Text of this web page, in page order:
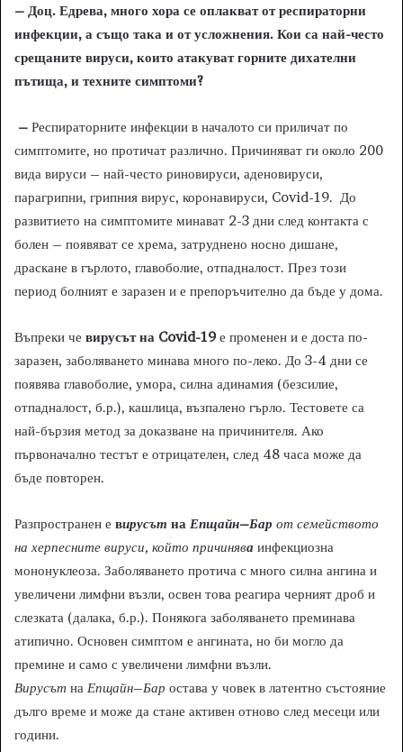
– Доц. Едрева, много хора се оплакват от респираторни
инфекции, а също така и от усложнения. Кои са най-често
срещаните вируси, които атакуват горните дихателни
пътища, и техните симптоми?
– Респираторните инфекции в началото си приличат по
симптомите, но протичат различно. Причиняват ги около 200
вида вируси – най-често риновируси, аденовируси,
парагрипни, грипния вирус, коронавируси, Covid-19. До
развитието на симптомите минават 2-3 дни след контакта с
болен – появяват се хрема, затруднено носно дишане,
драскане в гърлото, главоболие, отпадналост. През този
период болният е заразен и е препоръчително да бъде у дома.
Въпреки че вирусът на Covid-19 е променен и е доста по-
заразен, заболяването минава много по-леко. До 3-4 дни се
появява главоболие, умора, силна адинамия (безсилие,
отпадналост, б.р.), кашлица, възпалено гърло. Тестовете са
най-бързия метод за доказване на причинителя. Ако
първоначално тестът е отрицателен, след 48 часа може да
бъде повторен.
Разпространен е вирусът на Епщайн–Бар от семейството
на херпесните вируси, който причинява инфекциозна
мононуклеоза. Заболяването протича с много силна ангина и
увеличени лимфни възли, освен това реагира черният дроб и
слезката (далака, б.р.). Понякога заболяването преминава
атипично. Основен симптом е ангината, но би могло да
премине и само с увеличени лимфни възли.
Вирусът на Епщайн–Бар остава у човек в латентно състояние
дълго време и може да стане активен отново след месеци или
години.